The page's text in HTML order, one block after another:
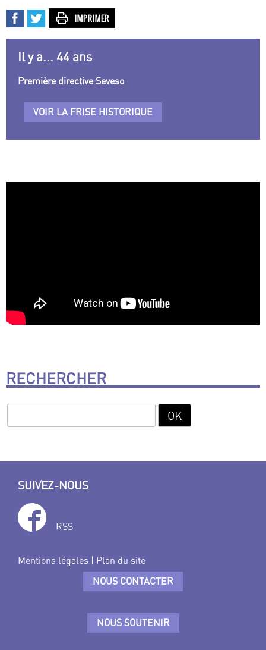
Il y a... 44 ans
Première directive Seveso
VOIR LA FRISE HISTORIQUE
RECHERCHER
SUIVEZ-NOUS
RSS
Mentions légales | Plan du site
NOUS CONTACTER
NOUS SOUTENIR